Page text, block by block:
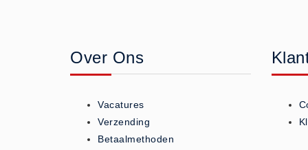
Koud - Warm kompressen (3)
Overige (1)
Teken - Beten sets (5)
Vitamines en mineralen (0)
Over Ons
Vacatures
Verzending
Betaalmethoden